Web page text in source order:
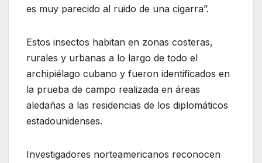
es muy parecido al ruido de una cigarra”.
Estos insectos habitan en zonas costeras,
rurales y urbanas a lo largo de todo el
archipiélago cubano y fueron identificados en
la prueba de campo realizada en áreas
aledañas a las residencias de los diplomáticos
estadounidenses.
Investigadores norteamericanos reconocen